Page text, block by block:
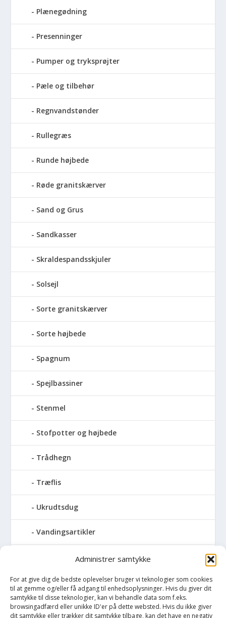
Administrer samtykke
For at give dig de bedste oplevelser bruger vi teknologier som cookies
til at gemme og/eller få adgang til enhedsoplysninger. Hvis du giver dit
samtykke til disse teknologier, kan vi behandle data som f.eks.
browsingadfærd eller unikke ID'er på dette websted. Hvis du ikke giver
dit samtykke eller trækker dit samtykke tilbage, kan det have en negativ
Plænegødning
Presenninger
Pumper og tryksprøjter
Pæle og tilbehør
Regnvandstønder
Rullegræs
Runde højbede
Røde granitskærver
Sand og Grus
Sandkasser
Skraldespandsskjuler
Solsejl
Sorte granitskærver
Sorte højbede
Spagnum
Spejlbassiner
Stenmel
Stofpotter og højbede
Trådhegn
Træflis
Ukrudtsdug
Vandingsartikler
Vandslanger
Vildthegn
vækstdug